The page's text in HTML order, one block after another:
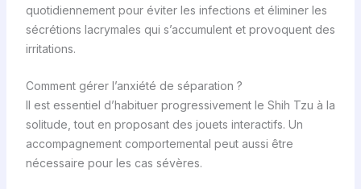
quotidiennement pour éviter les infections et éliminer les
sécrétions lacrymales qui s’accumulent et provoquent des
irritations.
Comment gérer l’anxiété de séparation ?
Il est essentiel d’habituer progressivement le Shih Tzu à la
solitude, tout en proposant des jouets interactifs. Un
accompagnement comportemental peut aussi être
nécessaire pour les cas sévères.